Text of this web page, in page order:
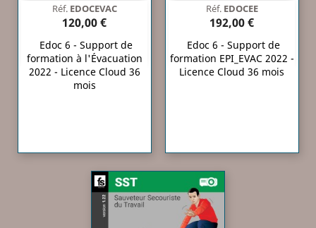
Réf. EDOCEVAC
120,00 €
Edoc 6 - Support de
formation à l'Évacuation
2022 - Licence Cloud 36
mois
Réf. EDOCEE
192,00 €
Edoc 6 - Support de
formation EPI_EVAC 2022 -
Licence Cloud 36 mois